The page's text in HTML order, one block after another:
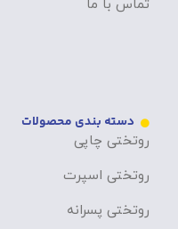
تماس با ما
دسته بندی محصولات
روتختی چاپی
روتختی اسپرت
روتختی پسرانه